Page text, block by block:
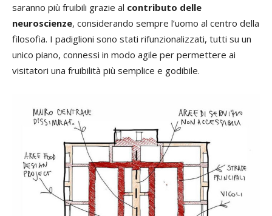
saranno più fruibili grazie al contributo delle
neuroscienze, considerando sempre l’uomo al centro della
filosofia. I padiglioni sono stati rifunzionalizzati, tutti su un
unico piano, connessi in modo agile per permettere ai
visitatori una fruibilità più semplice e godibile.